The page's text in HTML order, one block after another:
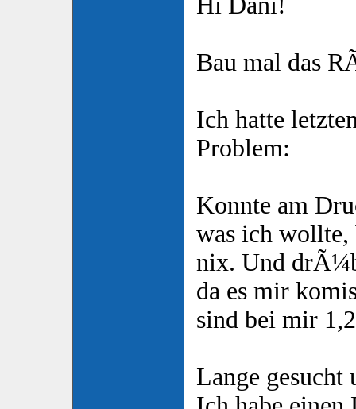
Bau mal das
Ich hatte
Problem:
Konnte am
was ich wollte,
nix. Und
da es mir
sind bei mir
Lange gesucht